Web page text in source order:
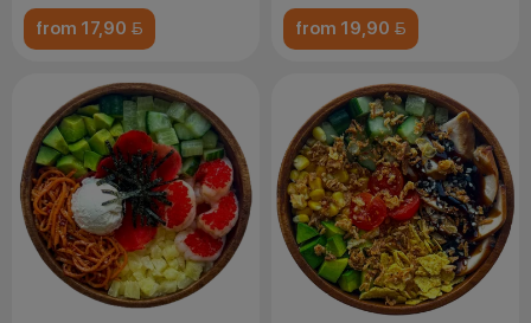
from 17,90  from 19,90 